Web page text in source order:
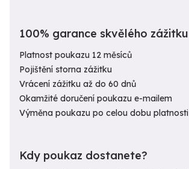
100% garance skvělého zážitku
Platnost poukazu 12 měsíců
Pojištění storna zážitku
Vrácení zážitku až do 60 dnů
Okamžité doručení poukazu e-mailem
Výměna poukazu po celou dobu platnosti
Kdy poukaz dostanete?